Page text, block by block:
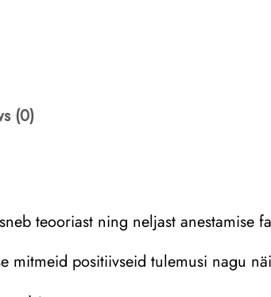
(0)
teooriast ning neljast anestamise
mitmeid positiivseid tulemusi nagu